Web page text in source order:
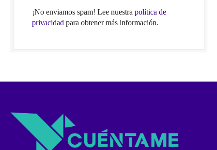
¡No enviamos spam! Lee nuestra política de
privacidad para obtener más información.